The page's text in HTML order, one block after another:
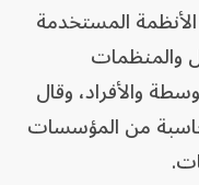
المستخدمة
والمنظمات
والأفراد، وقال
من المؤسسات